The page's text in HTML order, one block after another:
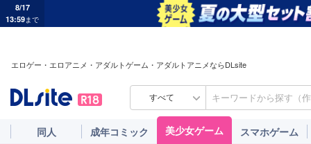
8/17
13:59まで
エロゲー・エロアニメ・アダルトゲーム・アダルトアニメならDLsite
すべて
同人 成年コミック 美少女ゲーム スマホゲーム